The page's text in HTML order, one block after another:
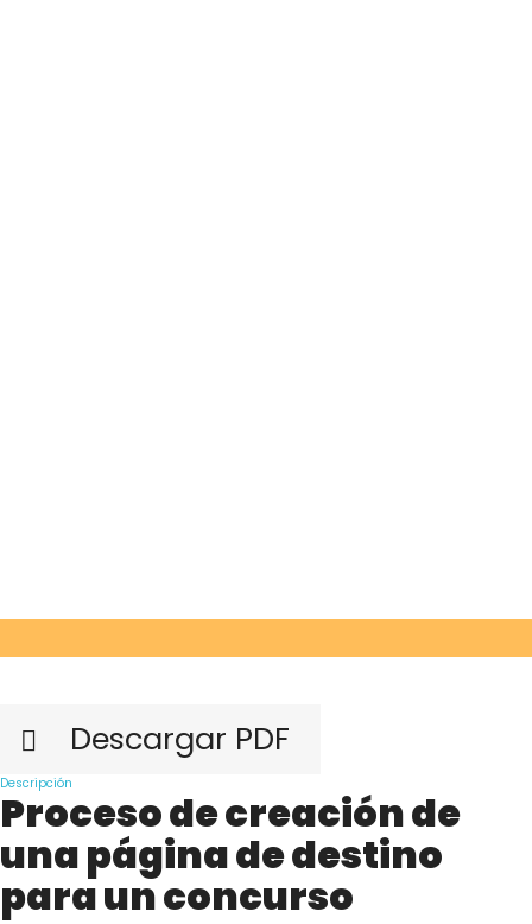
 Descargar PDF
Descripción
Proceso de creación de
una página de destino
para un concurso